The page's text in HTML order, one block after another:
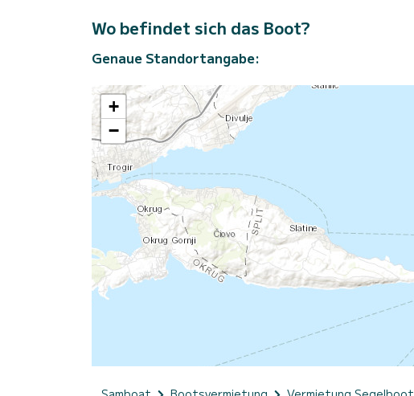
Wo befindet sich das Boot?
Genaue Standortangabe:
+
−